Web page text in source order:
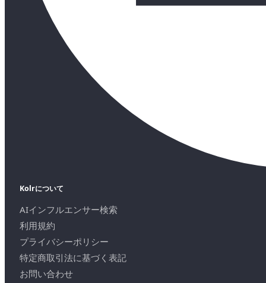
Kolrについて
AIインフルエンサー検索
利用規約
プライバシーポリシー
特定商取引法に基づく表記
お問い合わせ